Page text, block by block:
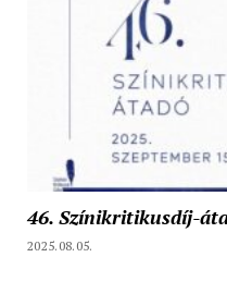
46. Színikritikusdíj-
2025.08.05.